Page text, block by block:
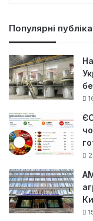
Популярні